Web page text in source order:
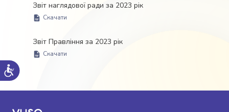
Звіт наглядової ради за 2023 рік
Скачати
Звіт Правління за 2023 рік
Скачати